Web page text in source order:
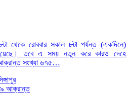
থেকে রোববার সকাল ৮টা পর্যন্ত (একদিনে)
তবে এ সময় নতুন করে কারও দেহে
আক্রান্ত সংখ্যা ৬৭৫…